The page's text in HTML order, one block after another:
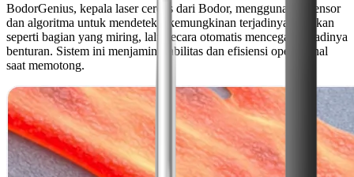
BodorGenius, kepala laser cerdas dari Bodor, menggunakan sensor
dan algoritma untuk mendeteksi kemungkinan terjadinya tabrakan
seperti bagian yang miring, lalu secara otomatis mencegah terjadinya
benturan. Sistem ini menjamin stabilitas dan efisiensi operasional
saat memotong.